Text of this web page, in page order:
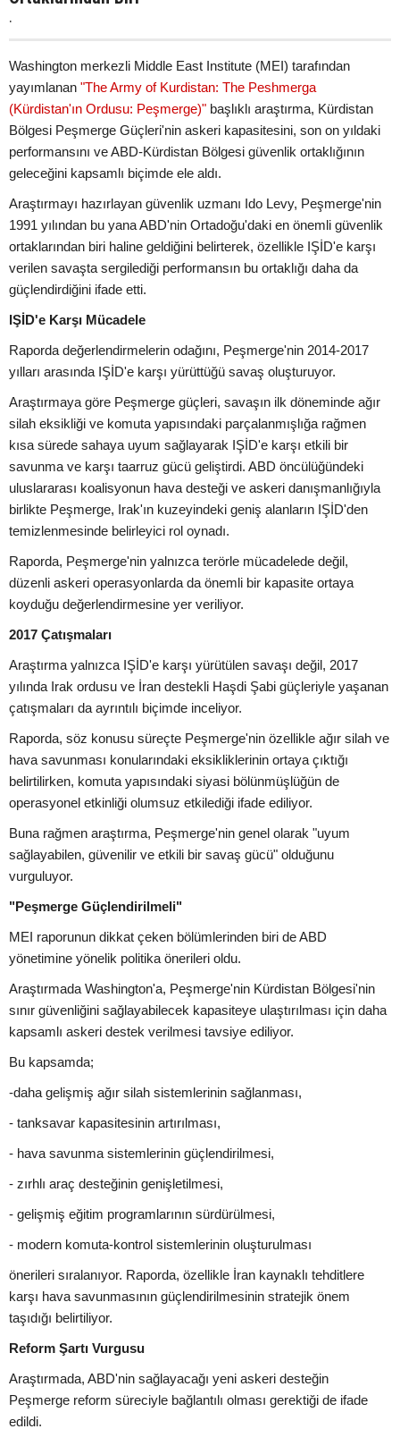
.
Washington merkezli Middle East Institute (MEI) tarafından
yayımlanan "The Army of Kurdistan: The Peshmerga
(Kürdistan'ın Ordusu: Peşmerge)" başlıklı araştırma, Kürdistan
Bölgesi Peşmerge Güçleri'nin askeri kapasitesini, son on yıldaki
performansını ve ABD-Kürdistan Bölgesi güvenlik ortaklığının
geleceğini kapsamlı biçimde ele aldı.
Araştırmayı hazırlayan güvenlik uzmanı Ido Levy, Peşmerge'nin
1991 yılından bu yana ABD'nin Ortadoğu'daki en önemli güvenlik
ortaklarından biri haline geldiğini belirterek, özellikle IŞİD'e karşı
verilen savaşta sergilediği performansın bu ortaklığı daha da
güçlendirdiğini ifade etti.
IŞİD'e Karşı Mücadele
Raporda değerlendirmelerin odağını, Peşmerge'nin 2014-2017
yılları arasında IŞİD'e karşı yürüttüğü savaş oluşturuyor.
Araştırmaya göre Peşmerge güçleri, savaşın ilk döneminde ağır
silah eksikliği ve komuta yapısındaki parçalanmışlığa rağmen
kısa sürede sahaya uyum sağlayarak IŞİD'e karşı etkili bir
savunma ve karşı taarruz gücü geliştirdi. ABD öncülüğündeki
uluslararası koalisyonun hava desteği ve askeri danışmanlığıyla
birlikte Peşmerge, Irak'ın kuzeyindeki geniş alanların IŞİD'den
temizlenmesinde belirleyici rol oynadı.
Raporda, Peşmerge'nin yalnızca terörle mücadelede değil,
düzenli askeri operasyonlarda da önemli bir kapasite ortaya
koyduğu değerlendirmesine yer veriliyor.
2017 Çatışmaları
Araştırma yalnızca IŞİD'e karşı yürütülen savaşı değil, 2017
yılında Irak ordusu ve İran destekli Haşdi Şabi güçleriyle yaşanan
çatışmaları da ayrıntılı biçimde inceliyor.
Raporda, söz konusu süreçte Peşmerge'nin özellikle ağır silah ve
hava savunması konularındaki eksikliklerinin ortaya çıktığı
belirtilirken, komuta yapısındaki siyasi bölünmüşlüğün de
operasyonel etkinliği olumsuz etkilediği ifade ediliyor.
Buna rağmen araştırma, Peşmerge'nin genel olarak "uyum
sağlayabilen, güvenilir ve etkili bir savaş gücü" olduğunu
vurguluyor.
"Peşmerge Güçlendirilmeli"
MEI raporunun dikkat çeken bölümlerinden biri de ABD
yönetimine yönelik politika önerileri oldu.
Araştırmada Washington'a, Peşmerge'nin Kürdistan Bölgesi'nin
sınır güvenliğini sağlayabilecek kapasiteye ulaştırılması için daha
kapsamlı askeri destek verilmesi tavsiye ediliyor.
Bu kapsamda;
-daha gelişmiş ağır silah sistemlerinin sağlanması,
- tanksavar kapasitesinin artırılması,
- hava savunma sistemlerinin güçlendirilmesi,
- zırhlı araç desteğinin genişletilmesi,
- gelişmiş eğitim programlarının sürdürülmesi,
- modern komuta-kontrol sistemlerinin oluşturulması
önerileri sıralanıyor. Raporda, özellikle İran kaynaklı tehditlere
karşı hava savunmasının güçlendirilmesinin stratejik önem
taşıdığı belirtiliyor.
Reform Şartı Vurgusu
Araştırmada, ABD'nin sağlayacağı yeni askeri desteğin
Peşmerge reform süreciyle bağlantılı olması gerektiği de ifade
edildi.